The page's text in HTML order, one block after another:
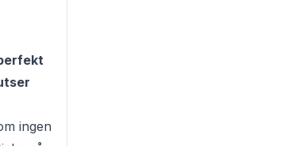
ingen